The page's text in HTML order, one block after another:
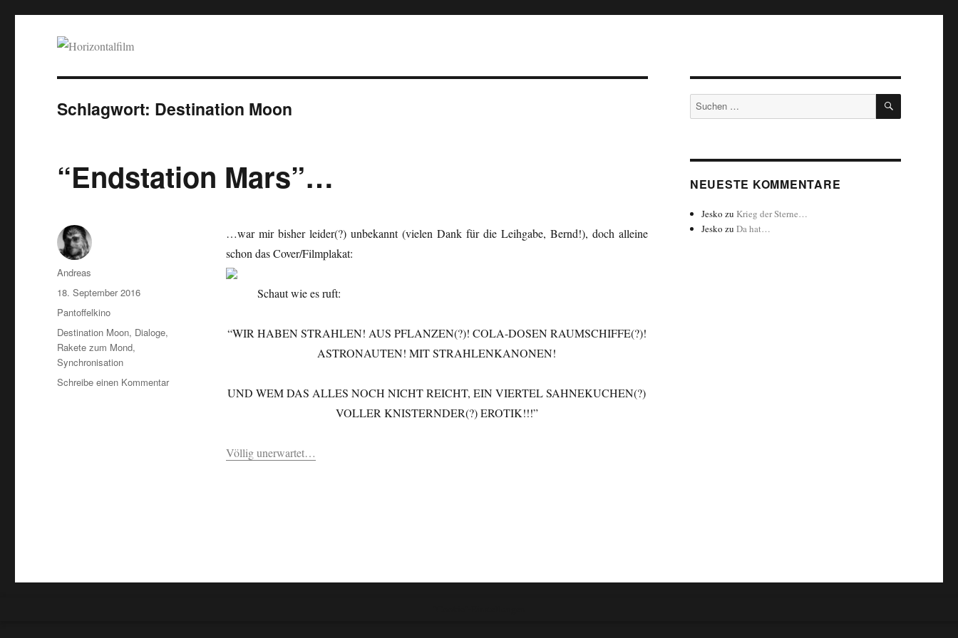
Schlagwort: Destination Moon
“Endstation Mars”…
…war mir bisher leider(?) unbekannt (vielen Dank für die Leihgabe, Bernd!), doch alleine
schon das Cover/Filmplakat:
Schaut wie es ruft:
“WIR HABEN STRAHLEN! AUS PFLANZEN(?)! COLA-DOSEN RAUMSCHIFFE(?)!
ASTRONAUTEN! MIT STRAHLENKANONEN!
UND WEM DAS ALLES NOCH NICHT REICHT, EIN VIERTEL SAHNEKUCHEN(?)
VOLLER KNISTERNDER(?) EROTIK!!!”
Völlig unerwartet…
Autor
Andreas
Veröffentlicht
am
18. September 2016
Kategorien
Pantoffelkino
Schlagwörter
Destination Moon, Dialoge,
Rakete zum Mond,
Synchronisation
Schreibe einen Kommentarzu
Suchen
nach:
SUCHEN
NEUESTE KOMMENTARE
Jesko zu Krieg der Sterne…
Jesko zuDa hat…